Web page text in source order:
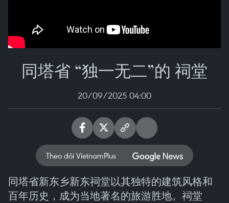
同塔省 “独一无二”的 祠堂
20/09/2025 04:00
Theo dõi VietnamPlus
同塔省新东乡新东祠堂以其独特的建筑风格和
百年历史，成为当地著名的旅游胜地。祠堂